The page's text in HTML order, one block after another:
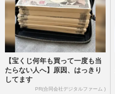
【宝くじ何年も買って一度も当
たらない人へ】原因、はっきり
してます
PR(合同会社デジタルファーム )